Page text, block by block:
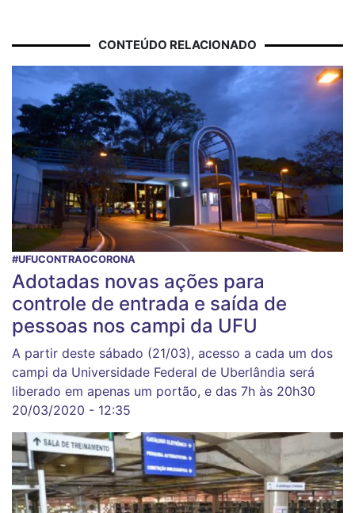
CONTEÚDO RELACIONADO
#UFUCONTRAOCORONA
Adotadas novas ações para
controle de entrada e saída de
pessoas nos campi da UFU
A partir deste sábado (21/03), acesso a cada um dos
campi da Universidade Federal de Uberlândia será
liberado em apenas um portão, e das 7h às 20h30
20/03/2020 - 12:35